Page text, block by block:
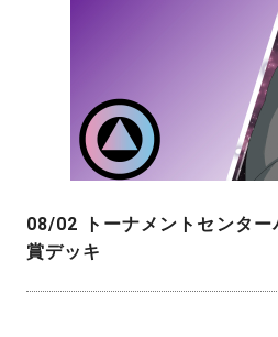
08/02 トーナメントセンター
賞デッキ